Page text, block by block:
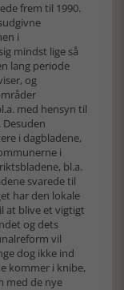
frem til 1990.
i
mindst lige så
lang periode
og
med hensyn til
i dagbladene,
i
bl.a.
svarede til
har den lokale
at blive et vigtigt
og dets
vil
dog ikke ind
kommer i knibe,
med de nye